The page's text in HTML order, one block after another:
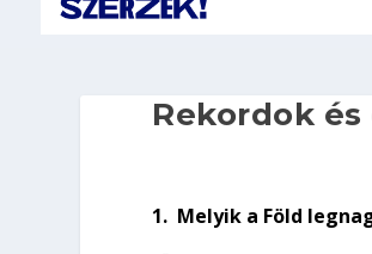
Rekordok
1. Melyik a Föld